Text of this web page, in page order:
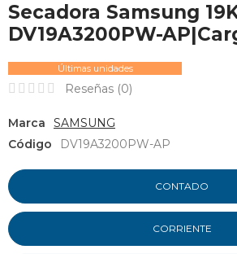
Secadora Samsung
DV19A3200PW-
Últimas unidades
Reseñas (0)
Marca
SAMSUNG
Código
DV19A3200PW-AP
CONTADO
CORRIENTE